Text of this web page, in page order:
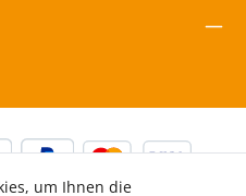
um Ihnen die